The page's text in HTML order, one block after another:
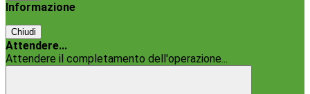
Informazione
Chiudi
Attendere...
Attendere il completamento dell'operazione...